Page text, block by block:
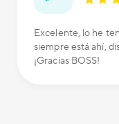
Excelente, lo he
siempre está ahí,
¡Gracias BOSS!